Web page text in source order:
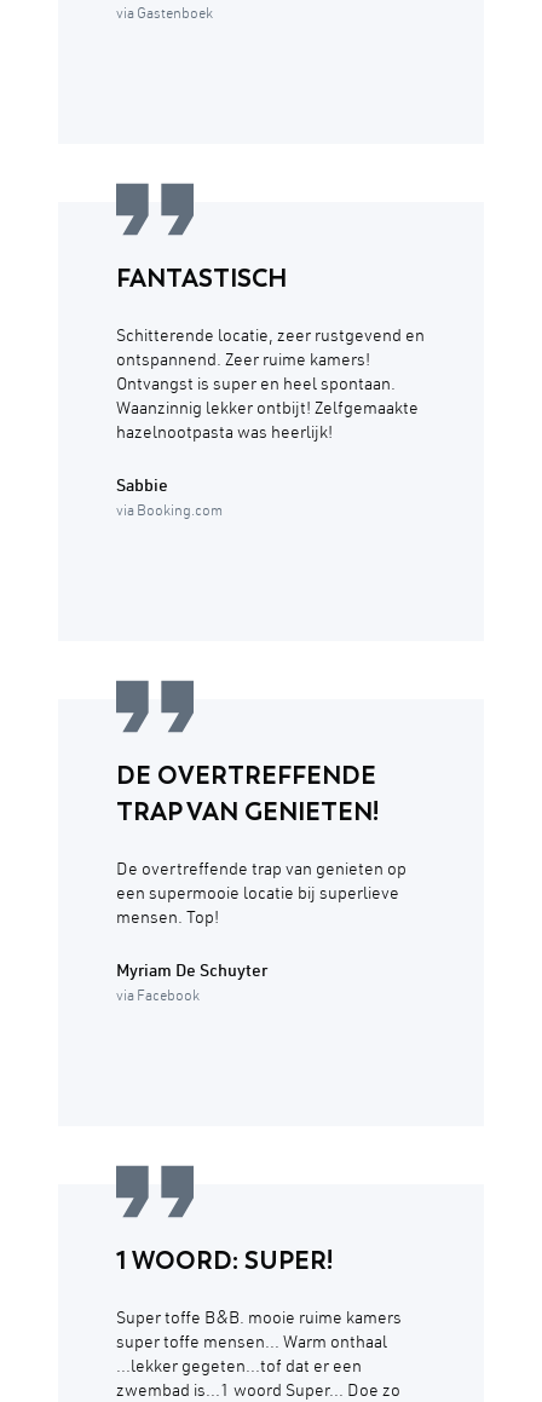
via Gastenboek
FANTASTISCH
Schitterende locatie, zeer rustgevend en
ontspannend. Zeer ruime kamers!
Ontvangst is super en heel spontaan.
Waanzinnig lekker ontbijt! Zelfgemaakte
hazelnootpasta was heerlijk!
Sabbie
via Booking.com
DE OVERTREFFENDE
TRAP VAN GENIETEN!
De overtreffende trap van genieten op
een supermooie locatie bij superlieve
mensen. Top!
Myriam De Schuyter
via Facebook
1 WOORD: SUPER!
Super toffe B&B. mooie ruime kamers
super toffe mensen... Warm onthaal
...lekker gegeten...tof dat er een
zwembad is...1 woord Super... Doe zo